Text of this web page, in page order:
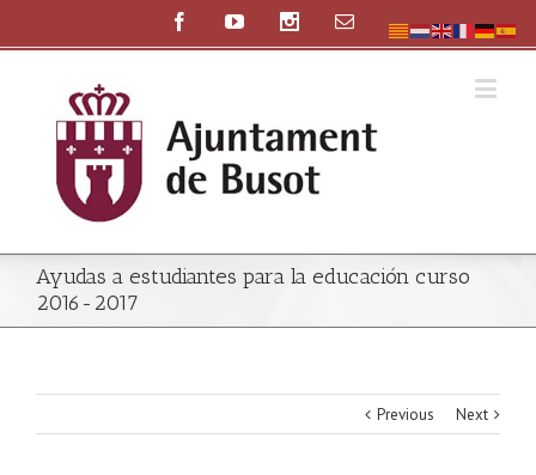
Ayudas a estudiantes para la educación curso
2016-2017
Previous Next